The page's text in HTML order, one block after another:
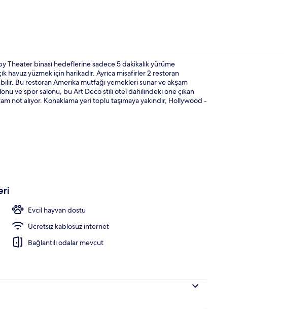
Süit, 1 En Büyük (King) Boy
Theater binası hedeflerine sadece 5 dakikalık yürüme
havuz yüzmek için harikadır. Ayrıca misafirler 2 restoran
Bu restoran Amerika mutfağı yemekleri sunar ve akşam
ve spor salonu, bu Art Deco stili otel dahilindeki öne çıkan
not alıyor. Konaklama yeri toplu taşımaya yakındır, Hollywood -
Evcil hayvan dostu
Ücretsiz kablosuz internet
Bağlantılı odalar mevcut